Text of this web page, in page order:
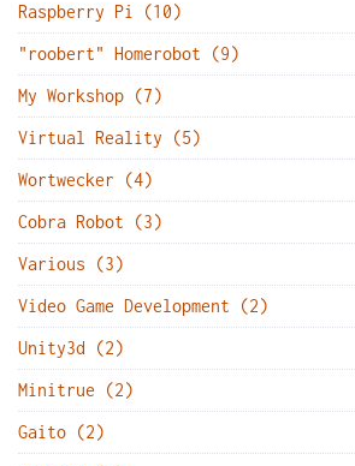
Raspberry Pi (10)
"roobert" Homerobot (9)
My Workshop (7)
Virtual Reality (5)
Wortwecker (4)
Cobra Robot (3)
Various (3)
Video Game Development (2)
Unity3d (2)
Minitrue (2)
Gaito (2)